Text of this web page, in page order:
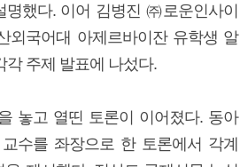
명했다. 이어 김병진 ㈜로운인사이
외국어대 아제르바이잔 유학생 알
각 주제 발표에 나섰다.
놓고 열띤 토론이 이어졌다. 동아
수를 좌장으로 한 토론에서 각계